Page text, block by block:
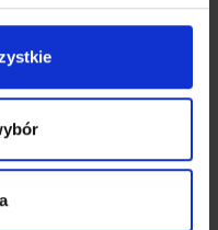
przy
na Usługę telefonii